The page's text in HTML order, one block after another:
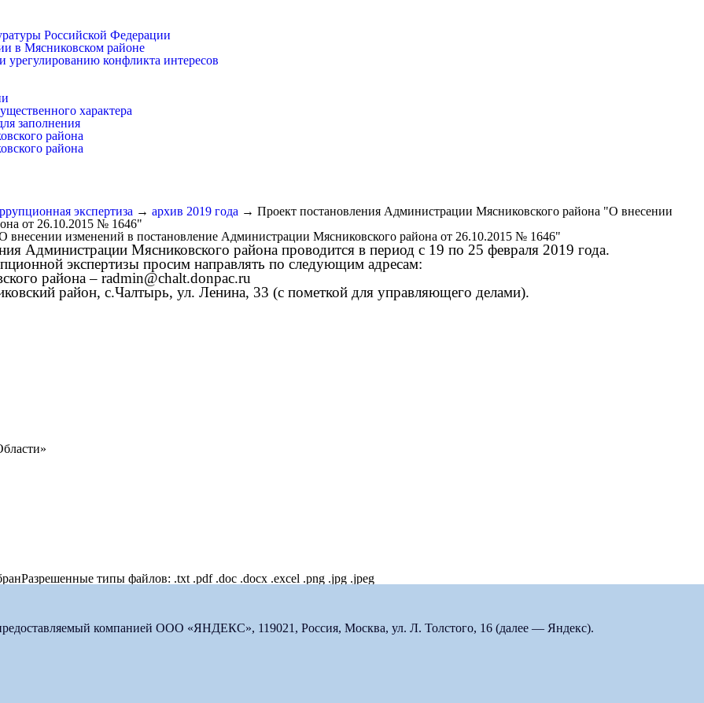
Российской Федерации
в Мясниковском районе
конфликта интересов
характера
заполнения
района
района
экспертиза → архив 2019 года → Проект постановления Администрации Мясниковского района "О внесении
от 26.10.2015 № 1646"
изменений в постановление Администрации Мясниковского района от 26.10.2015 № 1646"
Администрации Мясниковского района проводится в период с 19 по 25 февраля 2019 года.
экспертизы просим направлять по следующим адресам:
района – radmin@chalt.donpac.ru
район, с.Чалтырь, ул. Ленина, 33 (с пометкой для управляющего делами).
Разрешенные типы файлов: .txt .pdf .doc .docx .excel .png .jpg .jpeg
компанией ООО «ЯНДЕКС», 119021, Россия, Москва, ул. Л. Толстого, 16 (далее — Яндекс).